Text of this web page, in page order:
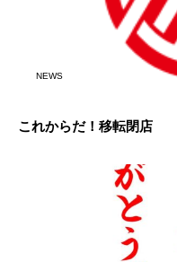
NEWS
これからだ！移転閉店